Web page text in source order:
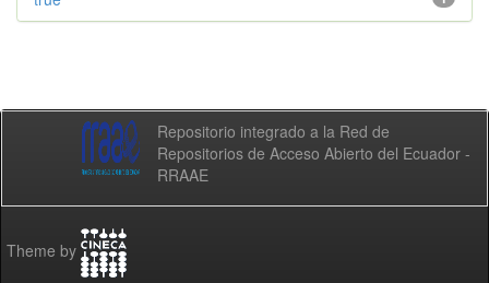
Repositorio integrado a la Red de
Repositorios de Acceso Abierto del Ecuador -
RRAAE
Theme by